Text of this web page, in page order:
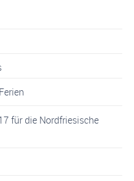
für die Nordfriesische